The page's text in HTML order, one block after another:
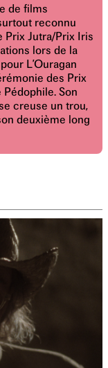
de films
reconnu
Prix Jutra/Prix Iris
lors de la
L’Ouragan
des Prix
Son
creuse un trou,
deuxième long